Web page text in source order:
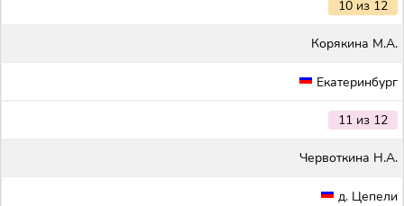
10 из 12
Корякина М.А.
Екатеринбург
11 из 12
Червоткина Н.А.
д. Цепели